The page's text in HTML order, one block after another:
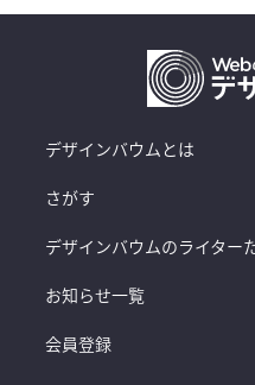
デザインバウムとは
さがす
デザインバウムのライター
お知らせ一覧
会員登録